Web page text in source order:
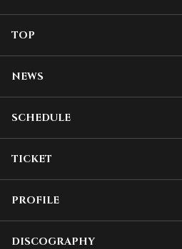
TOP
NEWS
SCHEDULE
TICKET
PROFILE
DISCOGRAPHY